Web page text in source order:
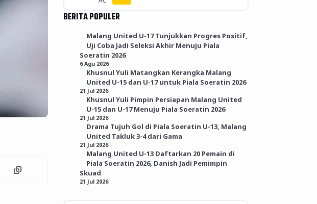
BERITA POPULER
Malang United U-17 Tunjukkan Progres Positif,
Uji Coba Jadi Seleksi Akhir Menuju Piala
Soeratin 2026
6 Agu 2026
Khusnul Yuli Matangkan Kerangka Malang
United U-15 dan U-17 untuk Piala Soeratin 2026
21 Jul 2026
Khusnul Yuli Pimpin Persiapan Malang United
U-15 dan U-17 Menuju Piala Soeratin 2026
21 Jul 2026
Drama Tujuh Gol di Piala Soeratin U-13, Malang
United Takluk 3-4 dari Gama
21 Jul 2026
Malang United U-13 Daftarkan 20 Pemain di
Piala Soeratin 2026, Danish Jadi Pemimpin
Skuad
21 Jul 2026